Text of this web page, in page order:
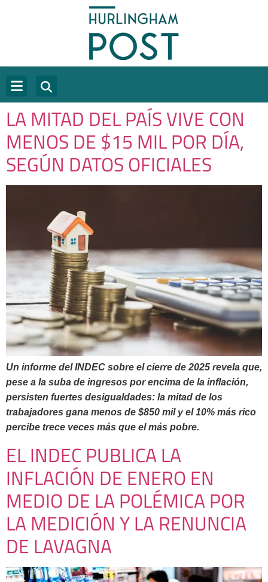
LA MITAD DEL PAÍS VIVE CON
MENOS DE $15 MIL POR DÍA,
SEGÚN DATOS OFICIALES
Un informe del INDEC sobre el cierre de 2025 revela que,
pese a la suba de ingresos por encima de la inflación,
persisten fuertes desigualdades: la mitad de los
trabajadores gana menos de $850 mil y el 10% más rico
percibe trece veces más que el más pobre.
EL INDEC PUBLICA LA
INFLACIÓN DE ENERO EN
MEDIO DE LA POLÉMICA POR
LA MEDICIÓN Y LA RENUNCIA
DE LAVAGNA